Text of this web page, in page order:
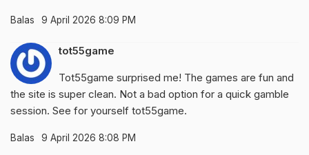
Balas 9 April 2026 8:09 PM
tot55game
Tot55game surprised me! The games are fun and
the site is super clean. Not a bad option for a quick gamble
session. See for yourself tot55game.
Balas 9 April 2026 8:08 PM